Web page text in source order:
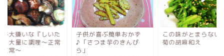
が大嫌いな『しいた
を大量に調理〜正常
正常〜
子供が喜ぶ簡単おかず
♪「さつま芋のきんぴ
ら」
この味がとまらない
菊の胡麻和え